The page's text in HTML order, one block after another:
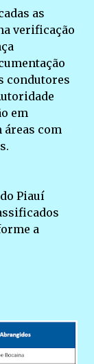
as
verificação
condutores
em
áreas com
Piauí
a